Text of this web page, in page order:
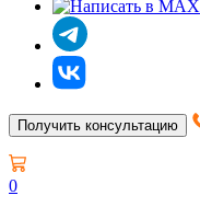
Получить консультацию
0